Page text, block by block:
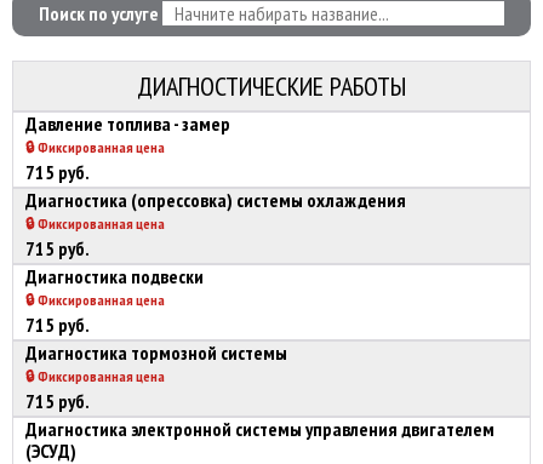
Поиск по услуге
ДИАГНОСТИЧЕСКИЕ РАБОТЫ
Давление топлива - замер
🔒 Фиксированная цена
715 руб.
Диагностика (опрессовка) системы охлаждения
🔒 Фиксированная цена
715 руб.
Диагностика подвески
🔒 Фиксированная цена
715 руб.
Диагностика тормозной системы
🔒 Фиксированная цена
715 руб.
Диагностика электронной системы управления двигателем
(ЭСУД)